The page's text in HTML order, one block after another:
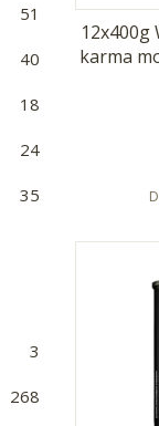
51
40
18
24
35
3
268
12x400g
karma